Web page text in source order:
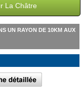
La Châtre
UN RAYON DE 10KM AUX